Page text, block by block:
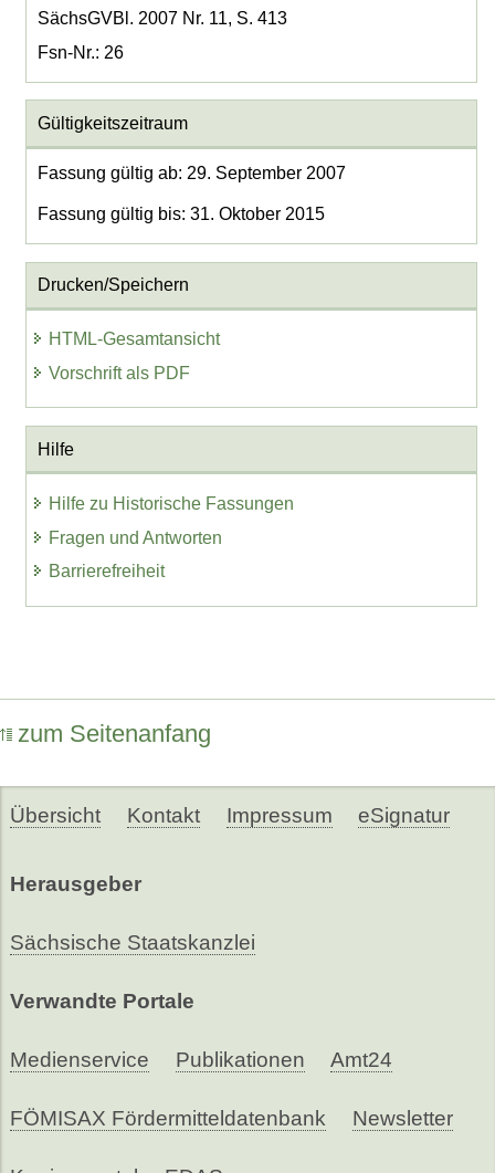
SächsGVBl. 2007 Nr. 11, S. 413
Fsn-Nr.: 26
Gültigkeitszeitraum
Fassung gültig ab: 29. September 2007
Fassung gültig bis: 31. Oktober 2015
Drucken/Speichern
HTML-Gesamtansicht
Vorschrift als PDF
Hilfe
Hilfe zu Historische Fassungen
Fragen und Antworten
Barrierefreiheit
zum Seitenanfang
Übersicht Kontakt Impressum eSignatur
Herausgeber
Sächsische Staatskanzlei
Verwandte Portale
Medienservice Publikationen Amt24
FÖMISAX Fördermitteldatenbank Newsletter